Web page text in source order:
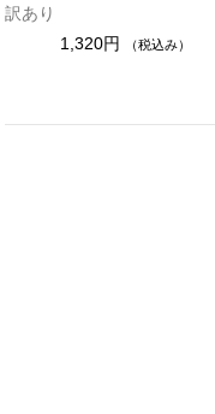
訳あり
1,320円
（税込み）